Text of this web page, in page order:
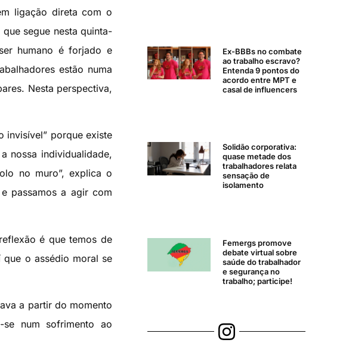
ligação direta com o
segue nesta quinta-
humano é forjado e
estão numa
Nesta perspectiva,
invisível” porque existe
nossa individualidade,
no muro”, explica o
passamos a agir com
é que temos de
que o assédio moral se
a partir do momento
num sofrimento ao
Ex-BBBs no combate
ao trabalho escravo?
Entenda 9 pontos do
acordo entre MPT e
casal de influencers
Solidão corporativa:
quase metade dos
trabalhadores relata
sensação de
isolamento
Femergs promove
debate virtual sobre
saúde do trabalhador
e segurança no
trabalho; participe!